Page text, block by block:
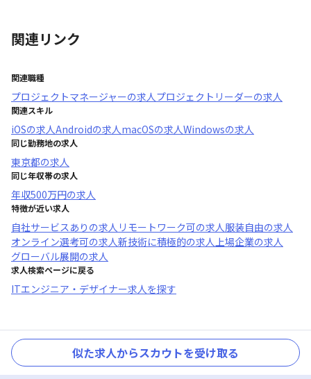
関連リンク
関連職種
プロジェクトマネージャーの求人プロジェクトリーダーの求人
関連スキル
iOSの求人Androidの求人macOSの求人Windowsの求人
同じ勤務地の求人
東京都の求人
同じ年収帯の求人
年収500万円の求人
特徴が近い求人
自社サービスあり の求人 リモートワーク可の求人服装自由の求人
オンライン選考可の求人新技術に積極的の求人上場企業の求人
グローバル展開の求人
求人検索ページに戻る
ITエンジニア・デザイナー求人を探す
似た求人からスカウトを受け取る